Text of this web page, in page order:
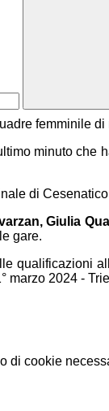
femminile
minuto che
di
Giulia
gare.
qualificazioni
marzo 2024 -
di cookie